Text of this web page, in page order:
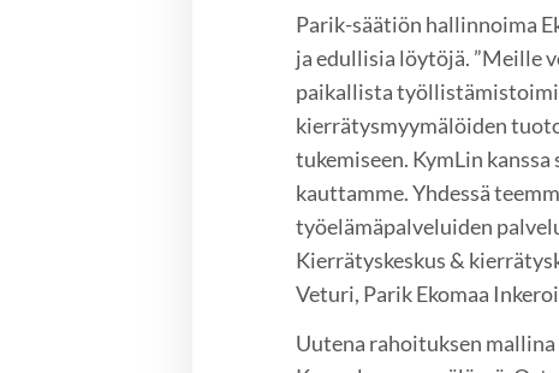
Parik-säätiön hallinnoima
ja edullisia löytöjä. ”Meille
paikallista
kierrätysmyymälöiden
tukemiseen. KymLin
kauttamme. Yhdessä
työelämäpalveluiden
Kierrätyskeskus &
Veturi, Parik Ekomaa
Uutena rahoituksen